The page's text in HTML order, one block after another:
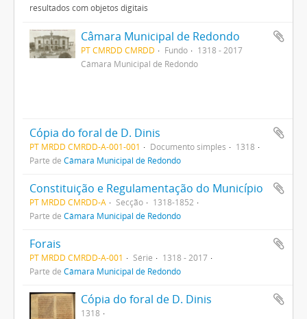
resultados com objetos digitais
Câmara Municipal de Redondo
PT CMRDD CMRDD Fundo
1318 - 2017
Câmara Municipal de Redondo
Cópia do foral de D. Dinis
PT MRDD CMRDD-A-001-001 Documento simples
1318
Parte de Câmara Municipal de Redondo
Constituição e Regulamentação do Município
PT MRDD CMRDD-A Secção
1318-1852
Parte de Câmara Municipal de Redondo
Forais
PT MRDD CMRDD-A-001 Série
1318 - 2017
Parte de Câmara Municipal de Redondo
Cópia do foral de D. Dinis
1318